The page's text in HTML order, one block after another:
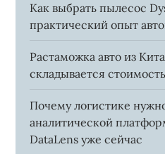
Как выбрать пылесос
практический опыт
Растаможка авто из
складывается
Почему логистике
аналитической
DataLens уже сейчас